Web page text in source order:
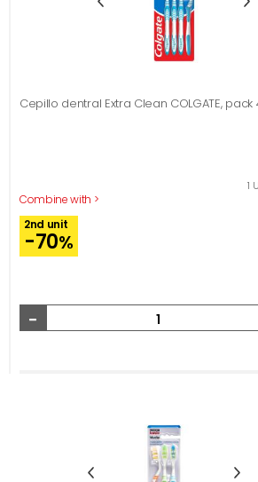
Cepillo dentral Extra Clean COLGATE, pack
Combine with >
1
2nd unit
-70%
-